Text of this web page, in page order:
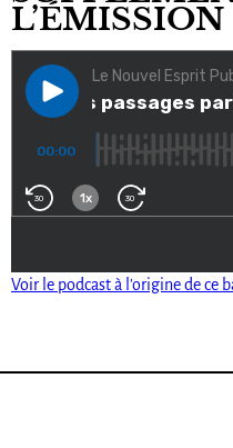
L’ÉMISSION
Voir le podcast à l'origine de ce